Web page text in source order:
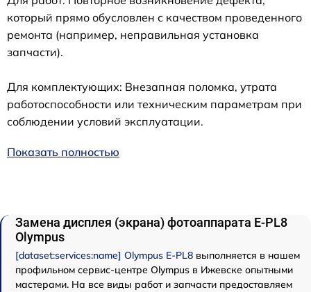
который прямо обусловлен с качеством проведенного
ремонта (например, неправильная установка
запчасти).
Для комплектующих: Внезапная поломка, утрата
работоспособности или техническим параметрам при
соблюдении условий эксплуатации.
Показать полностью
Замена дисплея (экрана) фотоаппарата E-PL8
Olympus
[dataset:services:name] Olympus E-PL8 выполняется в нашем
профильном сервис-центре Olympus в Ижевске опытными
мастерами. На все виды работ и запчасти предоставляем